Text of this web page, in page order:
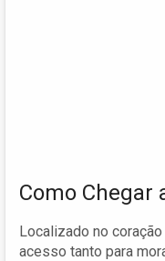
Como Chegar
Localizado no
acesso tanto para